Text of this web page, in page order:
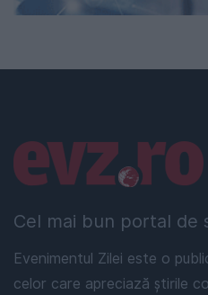
Cel mai bun portal de
Evenimentul Zilei este o
celor care apreciază știrile
Linkuri utile